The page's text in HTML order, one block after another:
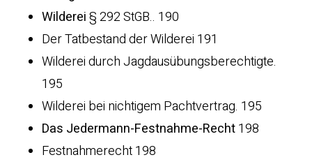
Wilderei§ 292 StGB.. 190
Der Tatbestand der Wilderei 191
Wilderei durch Jagdausübungsberechtigte.
195
Wilderei bei nichtigem Pachtvertrag. 195
Das Jedermann-Festnahme-Recht198
Festnahmerecht 198